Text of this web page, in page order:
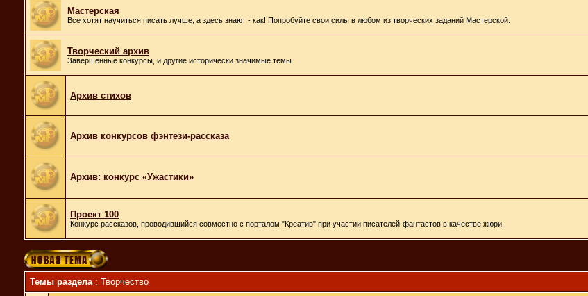
Мастерская
Все хотят научиться писать лучше, а здесь знают - как! Попробуйте свои силы в любом из творческих заданий Мастерской.
Творческий архив
Завершённые конкурсы, и другие исторически значимые темы.
Архив стихов
Архив конкурсов фэнтези-рассказа
Архив: конкурс «Ужастики»
Проект 100
Конкурс рассказов, проводившийся совместно с порталом "Креатив" при участии писателей-фантастов в качестве жюри.
Темы раздела : Творчество